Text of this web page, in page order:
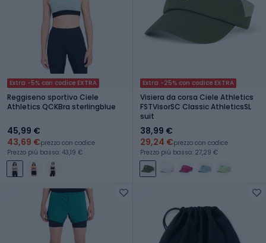
Extra -5% con codice EXTRA
Reggiseno sportivo Ciele
Athletics QCKBra sterlingblue
45,99 €
43,69 €prezzo con codice
Prezzo più basso: 43,19 €
Extra -25% con codice EXTRA
Visiera da corsa Ciele Athletics
FSTVisorSC Classic AthleticsSL
suit
38,99 €
29,24 €prezzo con codice
Prezzo più basso: 27,29 €